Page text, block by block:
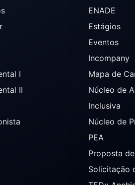
I
II
ENADE
Estágios
Eventos
Incompany
Mapa de
Núcleo de
Inclusiva
Núcleo de
PEA
Proposta
Solicitação